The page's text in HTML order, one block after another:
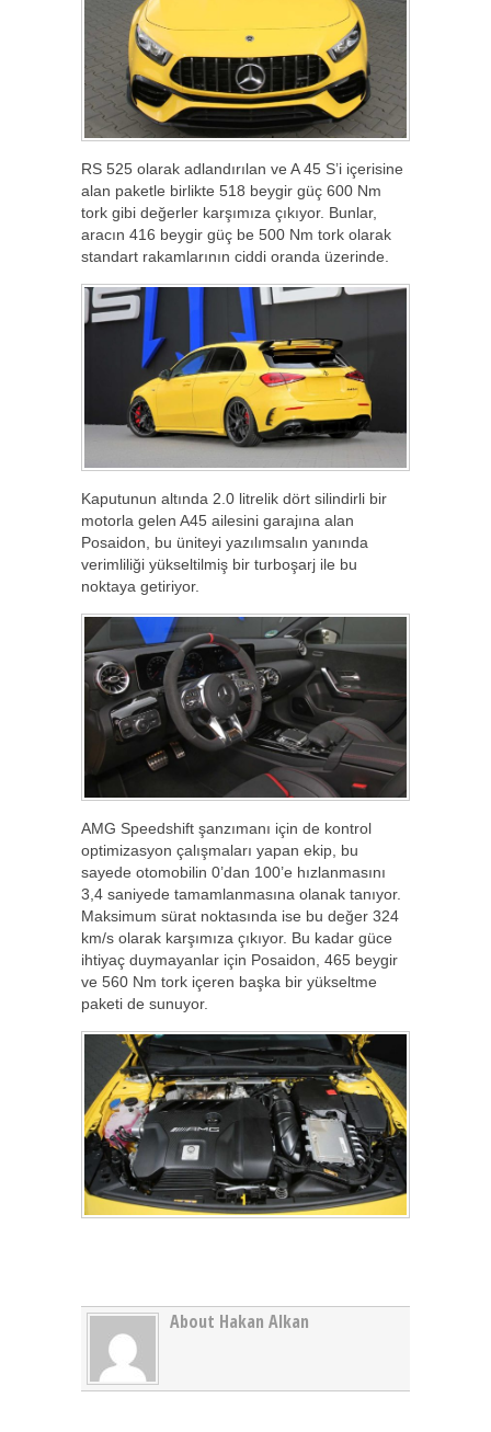
RS 525 olarak adlandırılan ve A 45 S’i içerisine
alan paketle birlikte 518 beygir güç 600 Nm
tork gibi değerler karşımıza çıkıyor. Bunlar,
aracın 416 beygir güç be 500 Nm tork olarak
standart rakamlarının ciddi oranda üzerinde.
Kaputunun altında 2.0 litrelik dört silindirli bir
motorla gelen A45 ailesini garajına alan
Posaidon, bu üniteyi yazılımsalın yanında
verimliliği yükseltilmiş bir turboşarj ile bu
noktaya getiriyor.
AMG Speedshift şanzımanı için de kontrol
optimizasyon çalışmaları yapan ekip, bu
sayede otomobilin 0’dan 100’e hızlanmasını
3,4 saniyede tamamlanmasına olanak tanıyor.
Maksimum sürat noktasında ise bu değer 324
km/s olarak karşımıza çıkıyor. Bu kadar güce
ihtiyaç duymayanlar için Posaidon, 465 beygir
ve 560 Nm tork içeren başka bir yükseltme
paketi de sunuyor.
About Hakan Alkan